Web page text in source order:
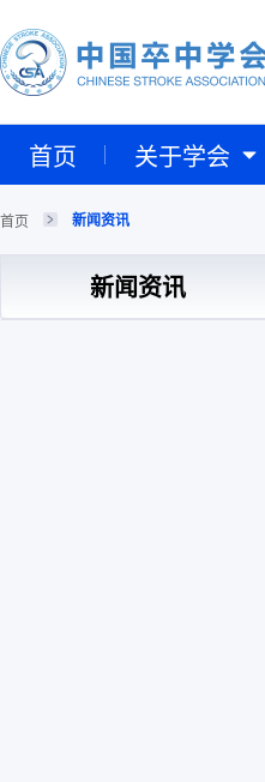
首页 关于学会
首页 新闻资讯
新闻资讯